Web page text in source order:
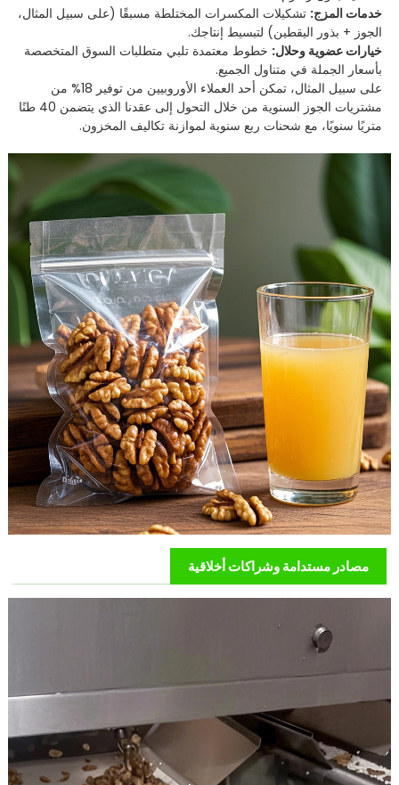
خدمات المزج: تشكيلات المكسرات المختلطة مسبقًا (على سبيل المثال،
الجوز + بذور اليقطين) لتبسيط إنتاجك.
خيارات عضوية وحلال: خطوط معتمدة تلبي متطلبات السوق المتخصصة
بأسعار الجملة في متناول الجميع.
على سبيل المثال، تمكن أحد العملاء الأوروبيين من توفير 18% من
مشتريات الجوز السنوية من خلال التحول إلى عقدنا الذي يتضمن 40 طنًا
متريًا سنويًا، مع شحنات ربع سنوية لموازنة تكاليف المخزون.
مصادر مستدامة وشراكات أخلاقية